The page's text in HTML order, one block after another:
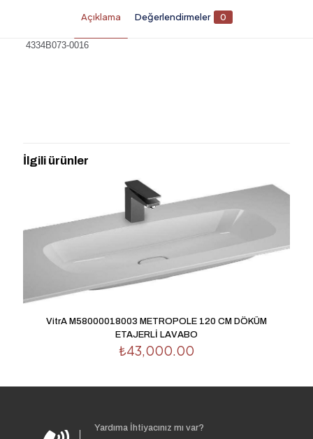
Açıklama Değerlendirmeler 0
4334B073-0016
ÇANAK LAVABO BAKIR” için yorum
yapan ilk kişi siz olun
E-posta adresiniz yayınlanmayacak.Gerekli alanlar
işaretlenmişlerdir
Derecelendirmeniz
yıldız
yıldız
3/5
İlgili ürünler
VitrA M58000018003 METROPOLE 120 CM DÖKÜM
ETAJERLİ LAVABO
₺43,000.00
Yardıma İhtiyacınız mı var?